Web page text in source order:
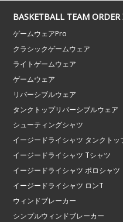
BASKETBALL TEAM ORDER
ゲームウェアPro
クラシックゲームウェア
ライトゲームウェア
ゲームウェア
リバーシブルウェア
タンクトップリバーシブルウェア
シューティングシャツ
イージードライシャツ タンクトッ
イージードライシャツ Tシャツ
イージードライシャツ ポロシャツ
イージードライシャツ ロンT
ウィンドブレーカー
シンプルウィンドブレーカー